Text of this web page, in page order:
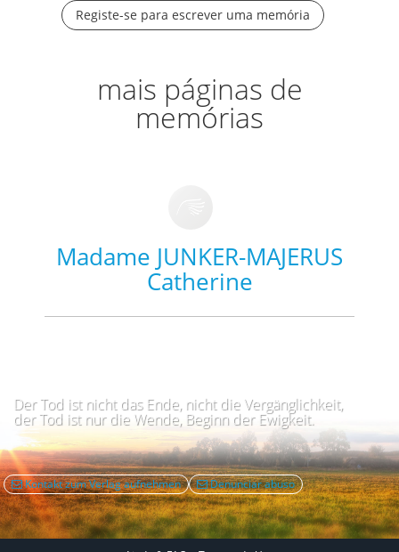
Registe-se para escrever uma memória
mais páginas de
memórias
Madame JUNKER-MAJERUS
Catherine
Der Tod ist nicht das Ende, nicht die Vergänglichkeit,
der Tod ist nur die Wende, Beginn der Ewigkeit.
Kontakt zum Verlag aufnehmen Denunciar abuso